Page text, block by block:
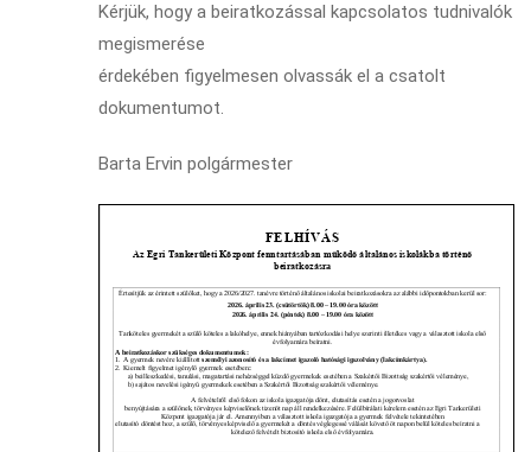
Kérjük, hogy a beiratkozással kapcsolatos tudnivalók
megismerése
érdekében figyelmesen olvassák el a csatolt
dokumentumot.
Barta Ervin polgármester